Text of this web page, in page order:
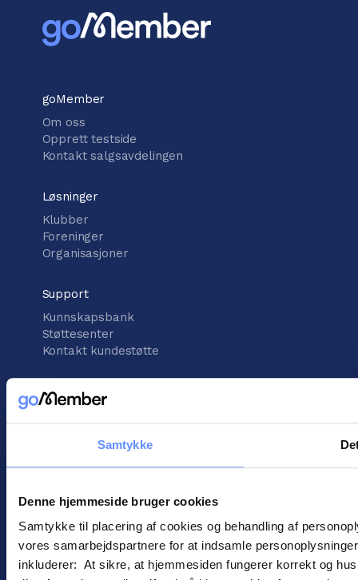
Samtykke
Denne hjemmeside bruger cookies
Samtykke til placering af cookies og behandling af
vores samarbejdspartnere for at indsamle
inkluderer: At sikre, at hjemmesiden fungerer korrekt og
goMember
Om oss
Opprett testside
Kontakt salgsavdelingen
Løsninger
Klubber
Foreninger
Organisasjoner
Support
Kunnskapsbank
Støttesenter
Kontakt kundestøtte
informasjon
Personopplysningspolitikk
! ©2026Gomember